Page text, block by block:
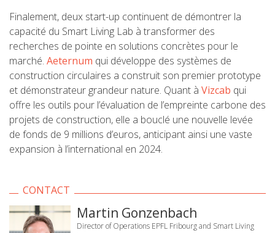
Finalement, deux start-up continuent de démontrer la
capacité du Smart Living Lab à transformer des
recherches de pointe en solutions concrètes pour le
marché. Aeternum qui développe des systèmes de
construction circulaires a construit son premier prototype
et démonstrateur grandeur nature. Quant à Vizcab qui
offre les outils pour l’évaluation de l’empreinte carbone des
projets de construction, elle a bouclé une nouvelle levée
de fonds de 9 millions d’euros, anticipant ainsi une vaste
expansion à l’international en 2024.
CONTACT
Martin Gonzenbach
Director of Operations EPFL Fribourg and Smart Living